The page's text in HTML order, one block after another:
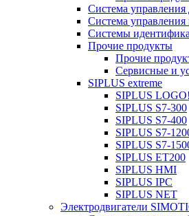
Система
Система
Системы
Прочие продукты
Прочие
Сервисные и
SIPLUS extreme
SIPLUS LOGO!
SIPLUS S7-300
SIPLUS S7-400
SIPLUS S7-
SIPLUS S7-
SIPLUS ET200
SIPLUS HMI
SIPLUS IPC
SIPLUS NET
Электродвигатели